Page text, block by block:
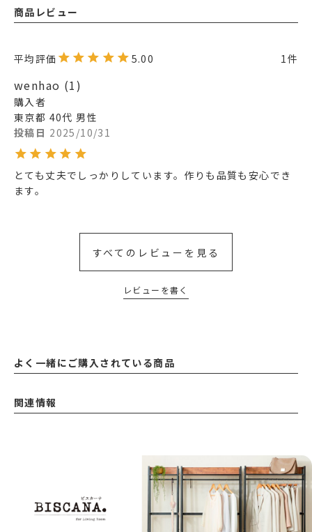
商品レビュー
5.00 1
wenhao 1
購入者
東京都 40代 男性
投稿日 2025/10/31
とても丈夫でしっかりしています。作りも品質も安心でき
すべてのレビューを見る
レビューを書く
よく一緒にご購入されている商品
関連情報